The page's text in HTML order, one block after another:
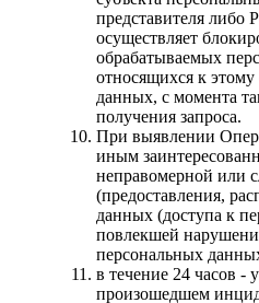
представителя либо
осуществляет
обрабатываемых
относящихся к
данных, с момента
получения запроса.
При выявлении
иным
неправомерной или
(предоставления,
данных (доступа к
повлекшей
персональных
в течение 24 часов -
произошедшем